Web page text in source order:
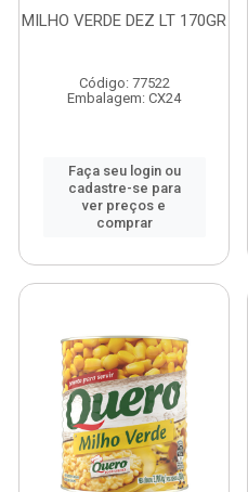
MILHO VERDE DEZ LT 170GR
Código: 77522
Embalagem: CX24
Faça seu login ou
cadastre-se para
ver preços e
comprar